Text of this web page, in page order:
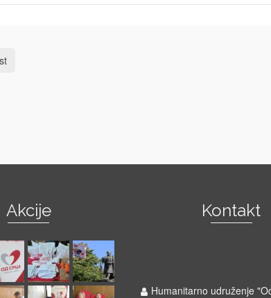
Akcije Kontakt
Humanitarno udruženje